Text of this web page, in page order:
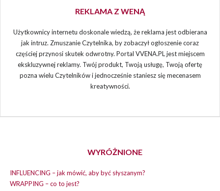
REKLAMA Z WENĄ
Użytkownicy internetu doskonale wiedzą, że reklama jest odbierana
jak intruz. Zmuszanie Czytelnika, by zobaczył ogłoszenie coraz
częściej przynosi skutek odwrotny. Portal VVENA.PL jest miejscem
ekskluzywnej reklamy. Twój produkt, Twoją usługę, Twoją ofertę
pozna wielu Czytelników i jednocześnie staniesz się mecenasem
kreatywności.
WYRÓŻNIONE
INFLUENCING – jak mówić, aby być słyszanym?
WRAPPING – co to jest?